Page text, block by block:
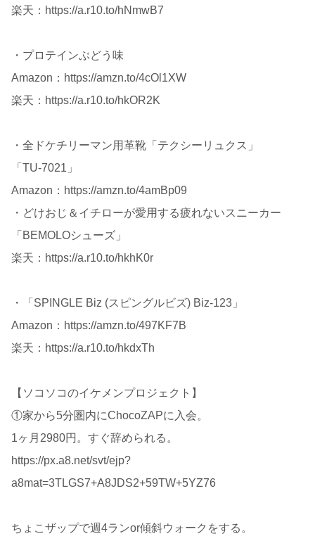
楽天：https://a.r10.to/hNmwB7
・プロテインぶどう味
Amazon：https://amzn.to/4cOl1XW
楽天：https://a.r10.to/hkOR2K
・全ドケチリーマン用革靴「テクシーリュクス」
「TU-7021」
Amazon：https://amzn.to/4amBp09
・どけおじ＆イチローが愛用する疲れないスニーカー
「BEMOLOシューズ」
楽天：https://a.r10.to/hkhK0r
・「SPINGLE Biz (スピングルビズ) Biz-123」
Amazon：https://amzn.to/497KF7B
楽天：https://a.r10.to/hkdxTh
【ソコソコのイケメンプロジェクト】
①家から5分圏内にChocoZAPに入会。
1ヶ月2980円。すぐ辞められる。
https://px.a8.net/svt/ejp?
a8mat=3TLGS7+A8JDS2+59TW+5YZ76
ちょこザップで週4ランor傾斜ウォークをする。